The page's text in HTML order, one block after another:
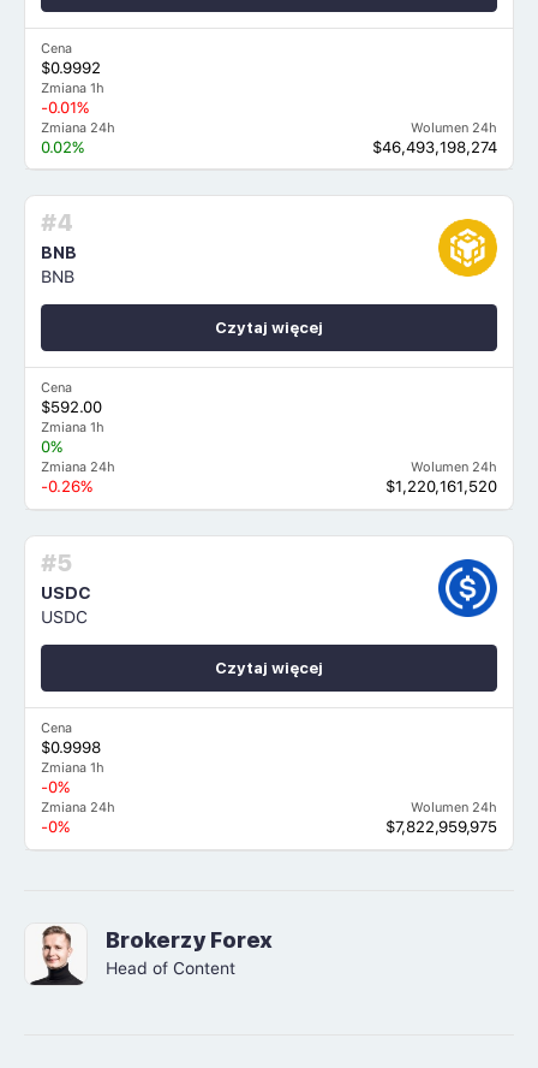
Cena
$0.9992
Zmiana 1h
-0.01%
Zmiana 24h
0.02%
Wolumen 24h
$46,493,198,274
#4
BNB
BNB
Cena
$592.00
Zmiana 1h
0%
Zmiana 24h
-0.26%
Wolumen 24h
$1,220,161,520
Czytaj więcej
#5
USDC
USDC
Cena
$0.9998
Zmiana 1h
-0%
Zmiana 24h
-0%
Wolumen 24h
$7,822,959,975
Czytaj więcej
Brokerzy Forex
Head of Content